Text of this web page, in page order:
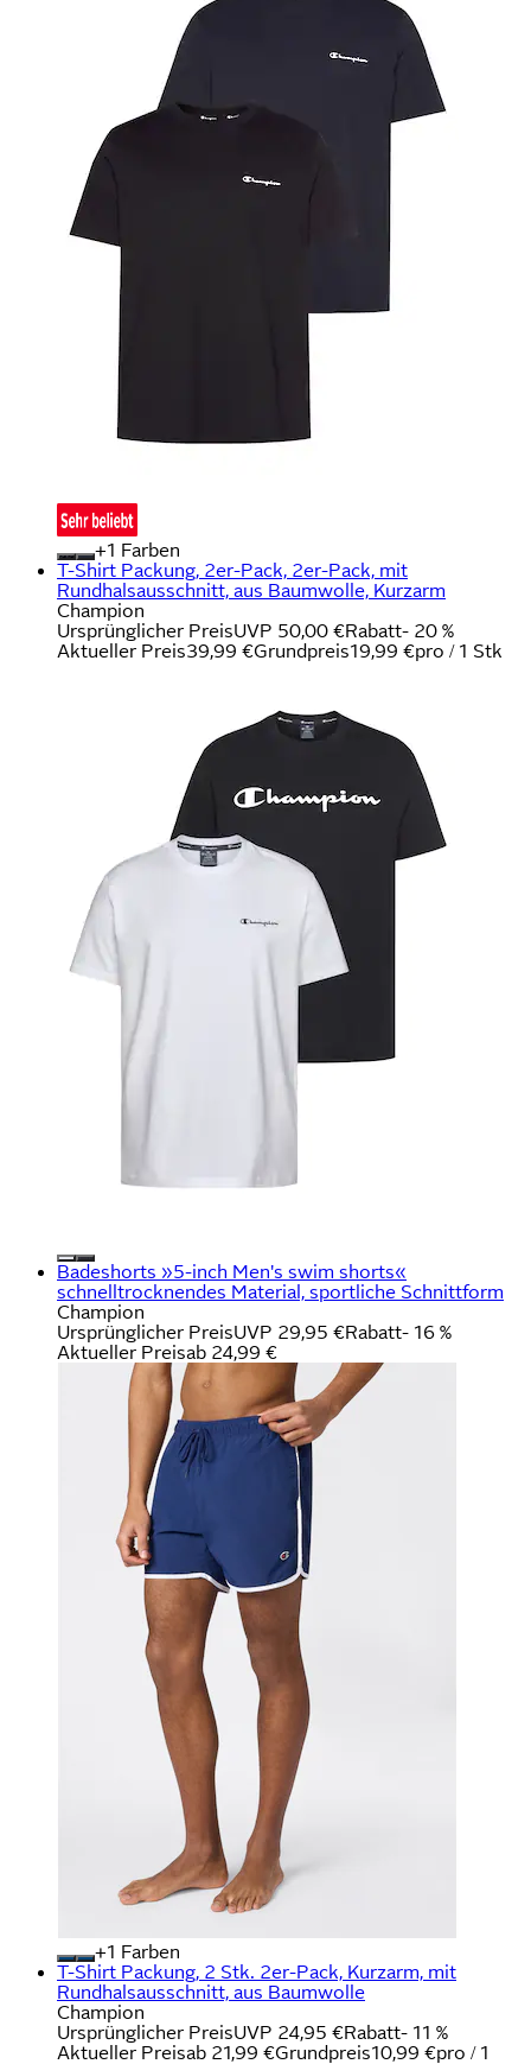
+
Farben
T-Shirt Packung, 2er-Pack, 2er-Pack, mit
Rundhalsausschnitt, aus Baumwolle, Kurzarm
Champion
Ursprünglicher PreisUVP 50,00 €Rabatt- 20 %
Aktueller Preis39,99 €Grundpreis19,99 €pro / 1 Stk
Badeshorts »5-inch Men's swim shorts«
schnelltrocknendes Material, sportliche Schnittform
Champion
Ursprünglicher PreisUVP 29,95 €Rabatt- 16 %
Aktueller Preisab 24,99 €
+
Farben
T-Shirt Packung, 2 Stk. 2er-Pack, Kurzarm, mit
Rundhalsausschnitt, aus Baumwolle
Champion
Ursprünglicher PreisUVP 24,95 €Rabatt- 11 %
Aktueller Preisab 21,99 €Grundpreis10,99 €pro / 1